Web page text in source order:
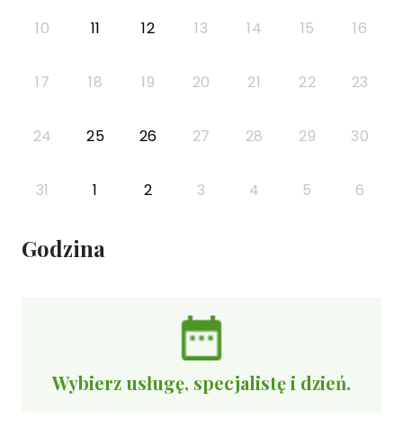
10 11 12 13 14 15 16
17 18 19 20 21 22 23
24 25 26 27 28 29 30
31 1 2 3 4 5 6
Godzina
Wybierz usługę, specjalistę i dzień.